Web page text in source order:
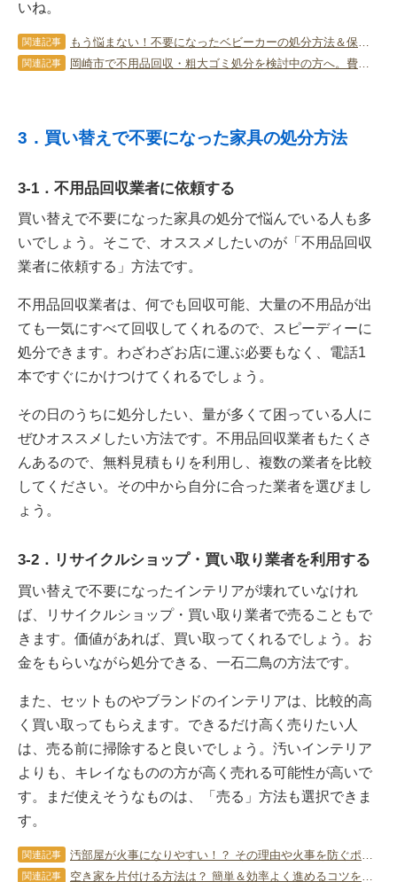
いね。
関連記事
関連記事
3．買い替えで不要になった家具の処分方法
3-1．不用品回収業者に依頼する
買い替えで不要になった家具の処分で悩んでいる人も多
いでしょう。そこで、オススメしたいのが「不用品回収
業者に依頼する」方法です。
不用品回収業者は、何でも回収可能、大量の不用品が出
ても一気にすべて回収してくれるので、スピーディーに
処分できます。わざわざお店に運ぶ必要もなく、電話1
本ですぐにかけつけてくれるでしょう。
その日のうちに処分したい、量が多くて困っている人に
ぜひオススメしたい方法です。不用品回収業者もたくさ
んあるので、無料見積もりを利用し、複数の業者を比較
してください。その中から自分に合った業者を選びまし
ょう。
3-2．リサイクルショップ・買い取り業者を利用する
買い替えで不要になったインテリアが壊れていなけれ
ば、リサイクルショップ・買い取り業者で売ることもで
きます。価値があれば、買い取ってくれるでしょう。お
金をもらいながら処分できる、一石二鳥の方法です。
また、セットものやブランドのインテリアは、比較的高
く買い取ってもらえます。できるだけ高く売りたい人
は、売る前に掃除すると良いでしょう。汚いインテリア
よりも、キレイなものの方が高く売れる可能性が高いで
す。まだ使えそうなものは、「売る」方法も選択できま
す。
関連記事
関連記事